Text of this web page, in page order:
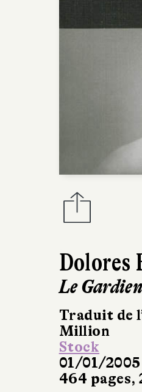
Dolores
Le
Traduit de
Million
Stock
01/01/2005
464 pages,